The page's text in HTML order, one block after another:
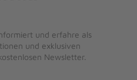
und erfahre als
und exklusiven
Newsletter.